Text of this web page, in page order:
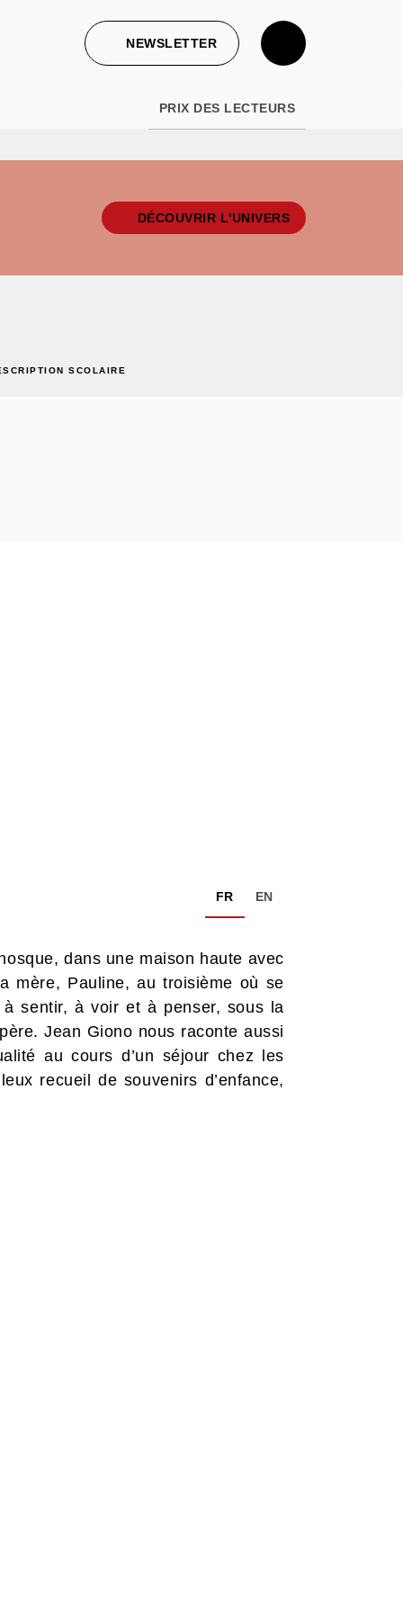
NEWSLETTER
PRIX DES LECTEURS
DÉCOUVRIR L'UNIVERS
SCOLAIRE
FR EN
dans une maison haute avec
mère, Pauline, au troisième où se
sentir, à voir et à penser, sous la
Jean Giono nous raconte aussi
au cours d’un séjour chez les
recueil de souvenirs d’enfance,